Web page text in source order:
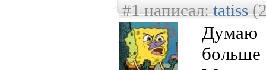
#1 написал:tatiss
Думаю